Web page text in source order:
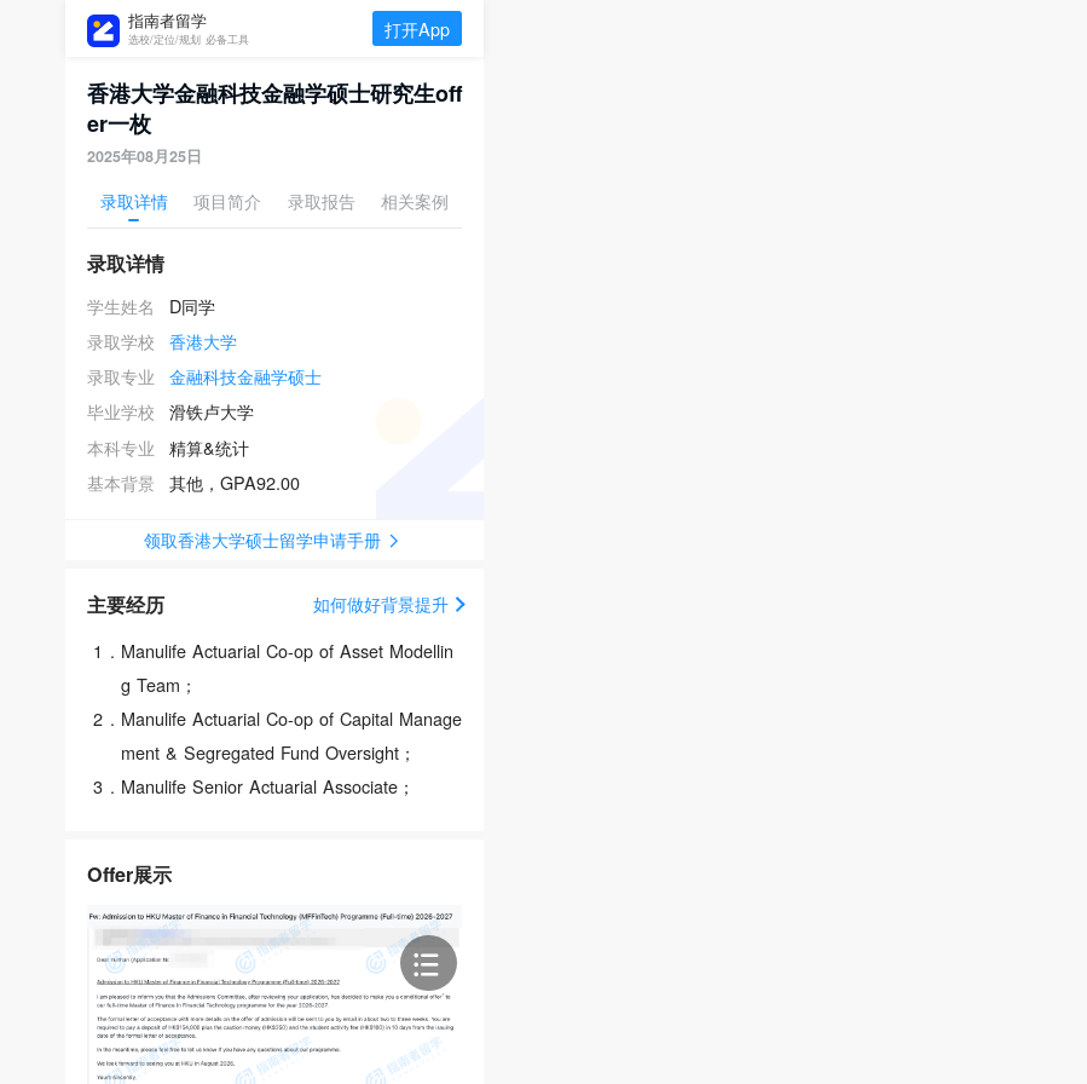
指南者留学
选校/定位/规划 必备工具 打开App
香港大学金融科技金融学硕士研究生off
er一枚
2025年08月25日
录取详情 项目简介 录取报告 相关案例
录取详情
学生姓名
D同学
录取学校
香港大学
录取专业
金融科技金融学硕士
毕业学校
滑铁卢大学
本科专业
精算&统计
基本背景
其他，GPA92.00
领取香港大学硕士留学申请手册
主要经历
如何做好背景提升
1 . Manulife Actuarial Co-op of Asset Modellin
g Team；
2 . Manulife Actuarial Co-op of Capital Manage
ment & Segregated Fund Oversight；
3 . Manulife Senior Actuarial Associate；
Offer展示